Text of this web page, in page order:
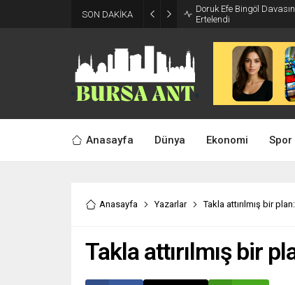
SON DAKİKA
Doruk Efe Bingöl
Ertelendi
Anasayfa Dünya Ekonomi Spor
Anasayfa Yazarlar Takla attırılmış bir
Takla attırılmış bir